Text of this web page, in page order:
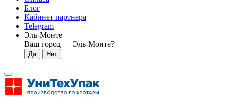
Блог
Кабинет партнера
Telegram
Эль-Монте
Ваш город — Эль-Монте?